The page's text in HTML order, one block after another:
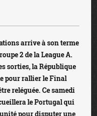
arrive à son terme
2 de la League A.
sorties, la République
pour rallier le Final
reléguée. Ce samedi
le Portugal qui
pour disputer une